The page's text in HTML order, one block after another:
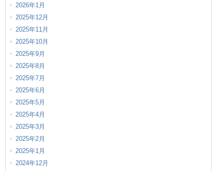
2026年1月
2025年12月
2025年11月
2025年10月
2025年9月
2025年8月
2025年7月
2025年6月
2025年5月
2025年4月
2025年3月
2025年2月
2025年1月
2024年12月